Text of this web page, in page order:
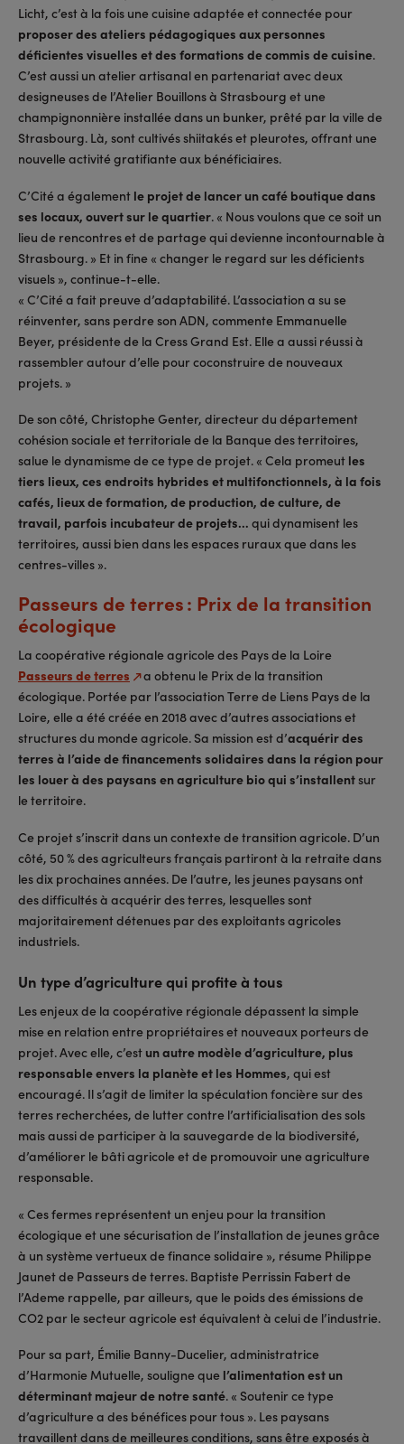
Licht, c’est à la fois une cuisine adaptée et connectée pour
proposer des ateliers pédagogiques aux personnes
déficientes visuelles et des formations de commis de cuisine.
C’est aussi un atelier artisanal en partenariat avec deux
designeuses de l’Atelier Bouillons à Strasbourg et une
champignonnière installée dans un bunker, prêté par la ville de
Strasbourg. Là, sont cultivés shiitakés et pleurotes, offrant une
nouvelle activité gratifiante aux bénéficiaires.
C’Cité a également le projet de lancer un café boutique dans
ses locaux, ouvert sur le quartier. « Nous voulons que ce soit un
lieu de rencontres et de partage qui devienne incontournable à
Strasbourg. » Et in fine « changer le regard sur les déficients
visuels », continue-t-elle.
« C’Cité a fait preuve d’adaptabilité. L’association a su se
réinventer, sans perdre son ADN, commente Emmanuelle
Beyer, présidente de la Cress Grand Est. Elle a aussi réussi à
rassembler autour d’elle pour coconstruire de nouveaux
projets. »
De son côté, Christophe Genter, directeur du département
cohésion sociale et territoriale de la Banque des territoires,
salue le dynamisme de ce type de projet. « Cela promeut les
tiers lieux, ces endroits hybrides et multifonctionnels, à la fois
cafés, lieux de formation, de production, de culture, de
travail, parfois incubateur de projets… qui dynamisent les
territoires, aussi bien dans les espaces ruraux que dans les
centres-villes ».
Passeurs de terres : Prix de la transition
écologique
La coopérative régionale agricole des Pays de la Loire
Passeurs de terres
a obtenu le Prix de la transition
écologique. Portée par l’association Terre de Liens Pays de la
Loire, elle a été créée en 2018 avec d’autres associations et
structures du monde agricole. Sa mission est d’acquérir des
terres à l’aide de financements solidaires dans la région pour
les louer à des paysans en agriculture bio qui s’installentsur
le territoire.
Ce projet s’inscrit dans un contexte de transition agricole. D’un
côté, 50 % des agriculteurs français partiront à la retraite dans
les dix prochaines années. De l’autre, les jeunes paysans ont
des difficultés à acquérir des terres, lesquelles sont
majoritairement détenues par des exploitants agricoles
industriels.
Un type d’agriculture qui profite à tous
Les enjeux de la coopérative régionale dépassent la simple
mise en relation entre propriétaires et nouveaux porteurs de
projet. Avec elle, c’est un autre modèle d’agriculture, plus
responsable envers la planète et les Hommes, qui est
encouragé. Il s’agit de limiter la spéculation foncière sur des
terres recherchées, de lutter contre l’artificialisation des sols
mais aussi de participer à la sauvegarde de la biodiversité,
d’améliorer le bâti agricole et de promouvoir une agriculture
responsable.
« Ces fermes représentent un enjeu pour la transition
écologique et une sécurisation de l’installation de jeunes grâce
à un système vertueux de finance solidaire », résume Philippe
Jaunet de Passeurs de terres. Baptiste Perrissin Fabert de
l’Ademe rappelle, par ailleurs, que le poids des émissions de
CO2 par le secteur agricole est équivalent à celui de l’industrie.
Pour sa part, Émilie Banny-Ducelier, administratrice
d’Harmonie Mutuelle, souligne que l’alimentation est un
déterminant majeur de notre santé. « Soutenir ce type
d’agriculture a des bénéfices pour tous ». Les paysans
travaillent dans de meilleures conditions, sans être exposés à